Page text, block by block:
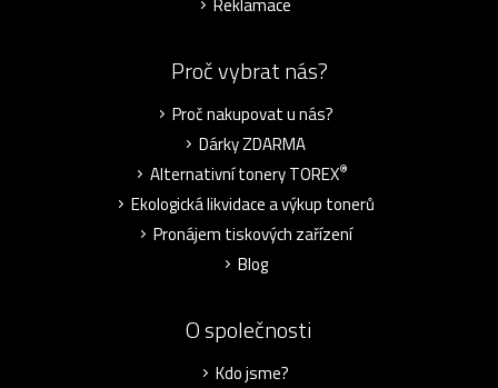
Reklamace
Proč vybrat nás?
Proč nakupovat u nás?
Dárky ZDARMA
Alternativní tonery TOREX®
Ekologická likvidace a výkup tonerů
Pronájem tiskových zařízení
Blog
O společnosti
Kdo jsme?